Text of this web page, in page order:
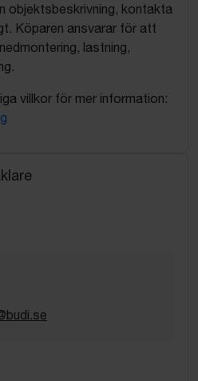
objektsbeskrivning, kontakta
Köparen ansvarar för att
lastning,
villkor för mer information: